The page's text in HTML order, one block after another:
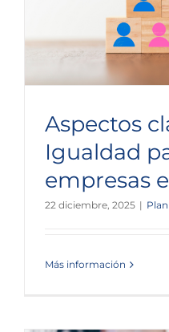
Aspectos
Igualdad
empresas
22 diciembre, 2025 |
Más información